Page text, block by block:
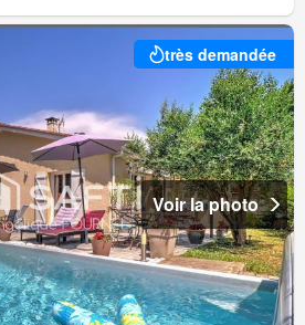
très demandée
Voir la photo